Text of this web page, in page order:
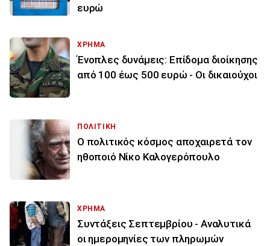
ευρώ
ΧΡΗΜΑ
Ένοπλες δυνάμεις: Επίδομα διοίκησης
από 100 έως 500 ευρώ - Οι δικαιούχοι
ΠΟΛΙΤΙΚΗ
Ο πολιτικός κόσμος αποχαιρετά τον
ηθοποιό Νίκο Καλογερόπουλο
ΧΡΗΜΑ
Συντάξεις Σεπτεμβρίου - Αναλυτικά
οι ημερομηνίες των πληρωμών